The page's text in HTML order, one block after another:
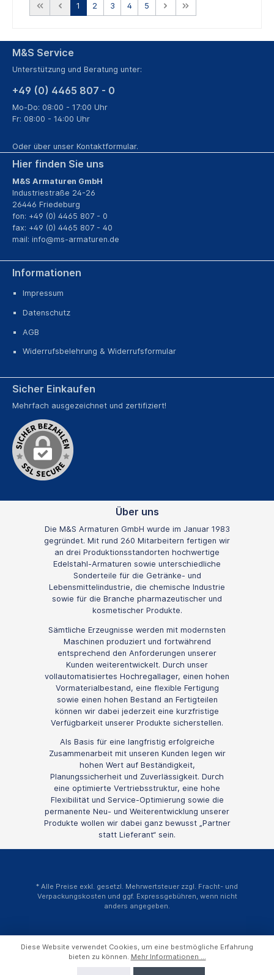
1 2 3 4 5
M&S Service
Unterstützung und Beratung unter:
+49 (0) 4465 807 - 0
Mo-Do: 08:00 - 17:00 Uhr
Fr: 08:00 - 14:00 Uhr
Oder über unser Kontaktformular.
Informationen
Impressum
Datenschutz
AGB
Widerrufsbelehrung & Widerrufsformular
Hier finden Sie uns
M&S Armaturen GmbH
Industriestraße 24-26
26446 Friedeburg
fon: +49 (0) 4465 807 - 0
fax: +49 (0) 4465 807 - 40
mail: info@ms-armaturen.de
Sicher Einkaufen
Mehrfach ausgezeichnet und zertifiziert!
Über uns
Die M&S Armaturen GmbH wurde im Januar 1983
gegründet. Mit rund 260 Mitarbeitern fertigen wir
an drei Produktionsstandorten hochwertige
Edelstahl-Armaturen sowie unterschiedliche
Sonderteile für die Getränke- und
Lebensmittelindustrie, die chemische Industrie
sowie für die Branche pharmazeutischer und
kosmetischer Produkte.
Sämtliche Erzeugnisse werden mit modernsten
Maschinen produziert und fortwährend
entsprechend den Anforderungen unserer
Kunden weiterentwickelt. Durch unser
vollautomatisiertes Hochregallager, einen hohen
Vormaterialbestand, eine flexible Fertigung
sowie einen hohen Bestand an Fertigteilen
können wir dabei jederzeit eine kurzfristige
Verfügbarkeit unserer Produkte sicherstellen.
Als Basis für eine langfristig erfolgreiche
Zusammenarbeit mit unseren Kunden legen wir
hohen Wert auf Beständigkeit,
Planungssicherheit und Zuverlässigkeit. Durch
eine optimierte Vertriebsstruktur, eine hohe
Flexibilität und Service-Optimierung sowie die
permanente Neu- und Weiterentwicklung unserer
Produkte wollen wir dabei ganz bewusst „Partner
statt Lieferant“ sein.
* Alle Preise exkl. gesetzl. Mehrwertsteuer zzgl. Fracht- und
Verpackungskosten und ggf. Expressgebühren, wenn nicht
anders angegeben.
Diese Website verwendet Cookies, um eine bestmögliche Erfahrung
bieten zu können. Mehr Informationen ...